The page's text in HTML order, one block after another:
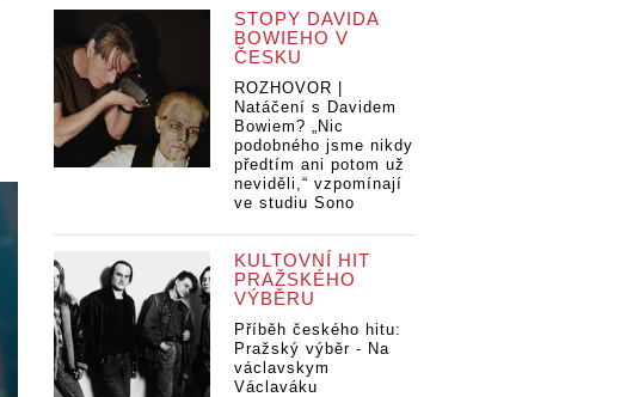
STOPY DAVIDA
BOWIEHO V
ČESKU
ROZHOVOR |
Natáčení s Davidem
Bowiem? „Nic
podobného jsme nikdy
předtím ani potom už
neviděli,“ vzpomínají
ve studiu Sono
KULTOVNÍ HIT
PRAŽSKÉHO
VÝBĚRU
Příběh českého hitu:
Pražský výběr - Na
václavskym
Václaváku